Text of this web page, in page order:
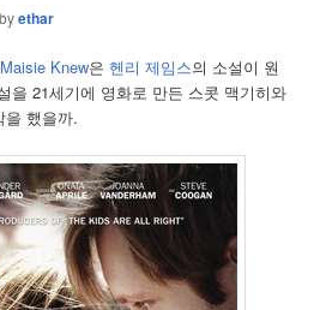
byethar
Knew은 헨리 제임스의 소설이 원
을 21세기에 영화로 만든 스콧 맥기히와
을 했을까.